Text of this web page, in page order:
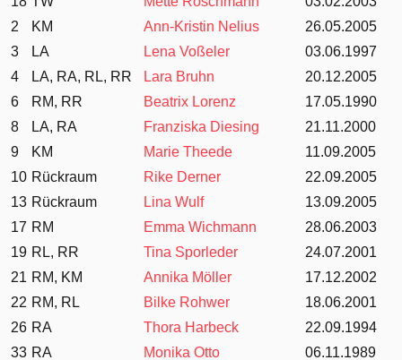
2
KM Ann-Kristin Nelius
26.05.2005
3
LA Lena Voßeler
03.06.1997
4
LA, RA, RL, RR Lara Bruhn
20.12.2005
6
RM, RR Beatrix Lorenz
17.05.1990
8
LA, RA Franziska Diesing
21.11.2000
9
KM Marie Theede
11.09.2005
10 Rückraum Rike Derner
22.09.2005
13 Rückraum Lina Wulf
13.09.2005
17 RM Emma Wichmann
28.06.2003
19 RL, RR Tina Sporleder
24.07.2001
21 RM, KM Annika Möller
17.12.2002
22 RM, RL Bilke Rohwer
18.06.2001
26 RA Thora Harbeck
22.09.1994
33 RA Monika Otto
06.11.1989